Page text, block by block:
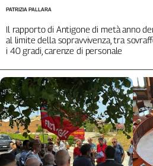
Il rapporto di Antigone di metà anno
al limite della sopravvivenza, tra
i 40 gradi, carenze di personale
PATRIZIA PALLARA